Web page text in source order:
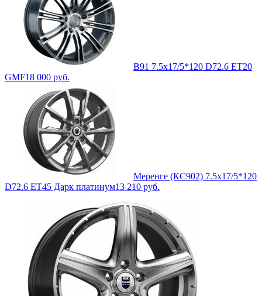
B91 7.5x17/5*120 D72.6 ET20
GMF18 000 руб.
Меренге (КС902) 7.5x17/5*120
D72.6 ET45 Дарк платинум13 210 руб.